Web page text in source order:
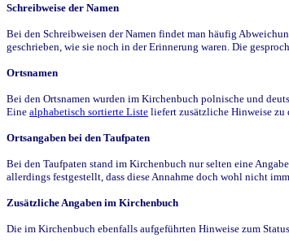
Schreibweise der Namen
Bei den Schreibweisen der Namen findet man häufig
geschrieben, wie sie noch in der Erinnerung waren. Die
Ortsnamen
Bei den Ortsnamen wurden im Kirchenbuch polnische und
Eine alphabetisch sortierte Liste liefert zusätzliche Hinweise zu
Ortsangaben bei den Taufpaten
Bei den Taufpaten stand im Kirchenbuch nur selten eine
allerdings festgestellt, dass diese Annahme doch wohl nicht
Zusätzliche Angaben im Kirchenbuch
Die im Kirchenbuch ebenfalls aufgeführten Hinweise zum